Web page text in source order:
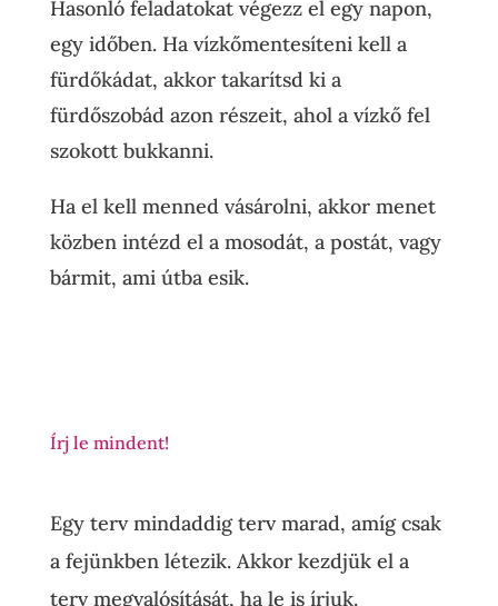
Hasonló feladatokat végezz el egy napon,
egy időben. Ha vízkőmentesíteni kell a
fürdőkádat, akkor takarítsd ki a
fürdőszobád azon részeit, ahol a vízkő fel
szokott bukkanni.
Ha el kell menned vásárolni, akkor menet
közben intézd el a mosodát, a postát, vagy
bármit, ami útba esik.
Írj le mindent!
Egy terv mindaddig terv marad, amíg csak
a fejünkben létezik. Akkor kezdjük el a
terv megvalósítását, ha le is írjuk.